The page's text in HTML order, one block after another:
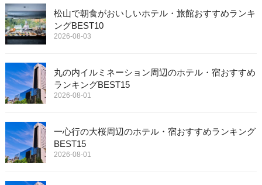
松山で朝食がおいしいホテル・旅館おすすめランキ
ングBEST10
2026-08-03
丸の内イルミネーション周辺のホテル・宿おすすめ
ランキングBEST15
2026-08-01
一心行の大桜周辺のホテル・宿おすすめランキング
BEST15
2026-08-01